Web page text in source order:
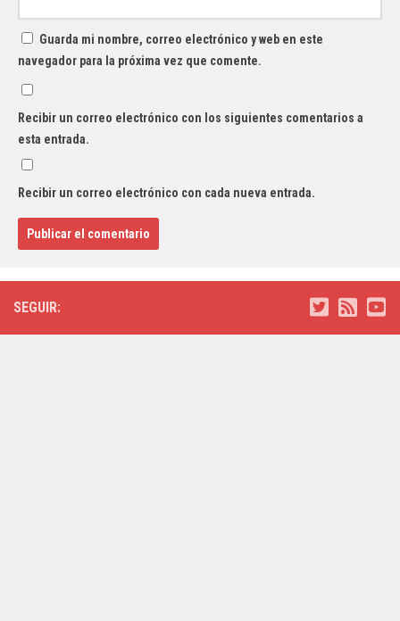
Guarda mi nombre, correo electrónico y web en este
navegador para la próxima vez que comente.
Recibir un correo electrónico con los siguientes comentarios a
esta entrada.
Recibir un correo electrónico con cada nueva entrada.
SEGUIR: